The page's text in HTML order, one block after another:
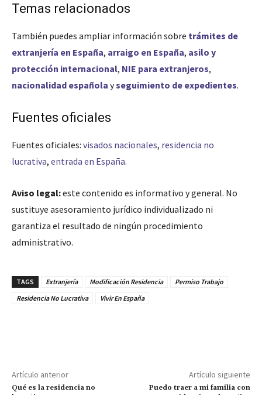
Temas relacionados
También puedes ampliar información sobre trámites de
extranjería en España, arraigo en España, asilo y
protección internacional, NIE para extranjeros,
nacionalidad española yseguimiento de expedientes.
Fuentes oficiales
Fuentes oficiales: visados nacionales, residencia no
lucrativa, entrada en España.
Aviso legal:este contenido es informativo y general. No
sustituye asesoramiento jurídico individualizado ni
garantiza el resultado de ningún procedimiento
administrativo.
TAGS Extranjería Modificación Residencia
Permiso Trabajo
Residencia No Lucrativa
Vivir En España
Artículo anterior
Qué es la residencia no
Artículo siguiente
Puedo traer a mi familia con